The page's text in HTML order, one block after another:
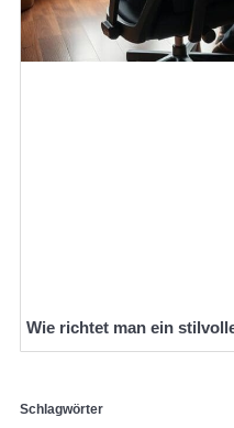
Wie richtet man ein
Schlagwörter